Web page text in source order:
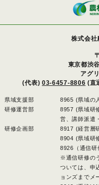
株式会社
東京都渋
アグ
(代表) 03-6457-8806 (直
県域支援部
8965 (県域の
研修運営部
8957 (県域研
営、講師派遣
研修企画部
8917 (経営層
8904 (県域研
8926（通信研
※通信研修の
ついては、申
ョンズまでメ